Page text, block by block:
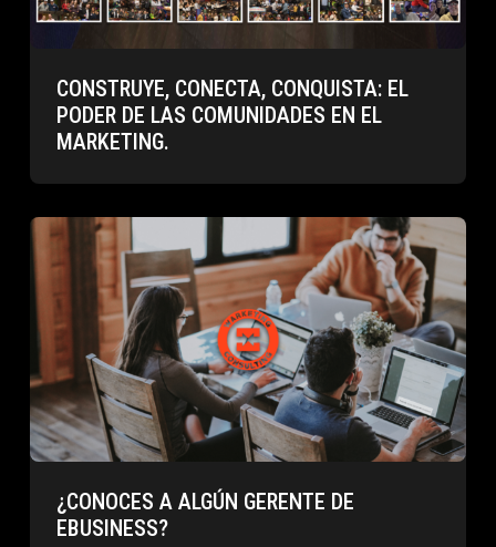
CONSTRUYE, CONECTA, CONQUISTA: EL
PODER DE LAS COMUNIDADES EN EL
MARKETING.
¿CONOCES A ALGÚN GERENTE DE
EBUSINESS?